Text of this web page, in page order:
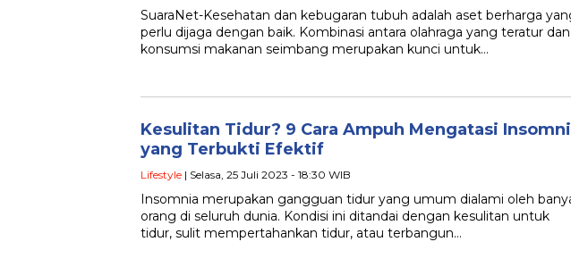
SuaraNet-Kesehatan dan kebugaran tubuh adalah aset berharga
perlu dijaga dengan baik. Kombinasi antara olahraga yang teratur dan
konsumsi makanan seimbang merupakan kunci untuk…
Kesulitan Tidur? 9 Cara Ampuh Mengatasi
yang Terbukti Efektif
Lifestyle | Selasa, 25 Juli 2023 - 18:30 WIB
Insomnia merupakan gangguan tidur yang umum dialami oleh
orang di seluruh dunia. Kondisi ini ditandai dengan kesulitan untuk
tidur, sulit mempertahankan tidur, atau terbangun…